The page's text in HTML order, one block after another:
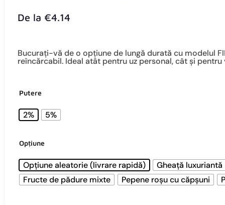
De la €4.14
Bucurați-vă de o opțiune de lungă durată cu modelul
reîncărcabil. Ideal atât pentru uz personal, cât și
Putere
2% 5%
Opțiune
Opțiune aleatorie (livrare rapidă)
Gheață luxuriantă
Fructe de pădure mixte
Pepene roșu cu căpșuni